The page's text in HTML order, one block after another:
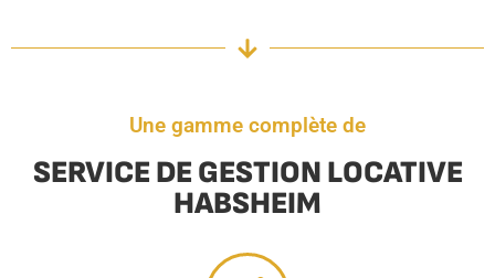
Une gamme complète de
SERVICE DE GESTION LOCATIVE
HABSHEIM